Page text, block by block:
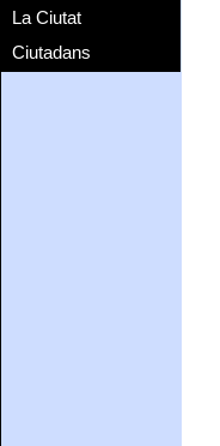
La Ciutat
Ciutadans